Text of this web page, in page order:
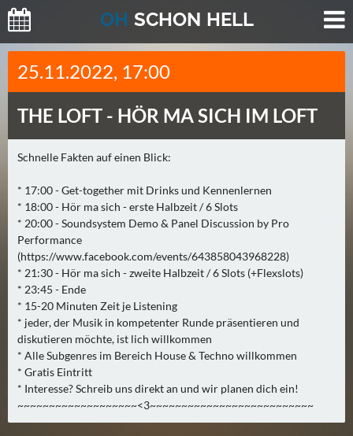
OH SCHON HELL
H
E
T
E
(
)
M
O
R
G
E
N
(
2
)
U
25.11.2022, 17:00
THE LOFT - HÖR MA SICH IM LOFT
Schnelle Fakten auf einen Blick:
* 17:00 - Get-together mit Drinks und Kennenlernen
* 18:00 - Hör ma sich - erste Halbzeit / 6 Slots
* 20:00 - Soundsystem Demo & Panel Discussion by Pro
Performance
(https://www.facebook.com/events/643858043968228)
* 21:30 - Hör ma sich - zweite Halbzeit / 6 Slots (+Flexslots)
* 23:45 - Ende
* 15-20 Minuten Zeit je Listening
* jeder, der Musik in kompetenter Runde präsentieren und
diskutieren möchte, ist lich willkommen
* Alle Subgenres im Bereich House & Techno willkommen
* Gratis Eintritt
* Interesse? Schreib uns direkt an und wir planen dich ein!
~~~~~~~~~~~~~~~~~~~<3~~~~~~~~~~~~~~~~~~~~~~~~~~